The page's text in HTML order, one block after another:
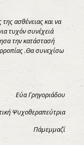
ασθένειας και να
τυχόν συνέχειά
την κατάστασή
.Θα συνεχίσω
Εύα Γρηγοριάδου
Ψυχοθεραπεύτρια
Πάμεμμαζί